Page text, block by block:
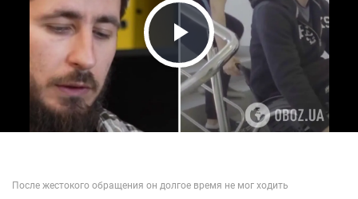
Play Video